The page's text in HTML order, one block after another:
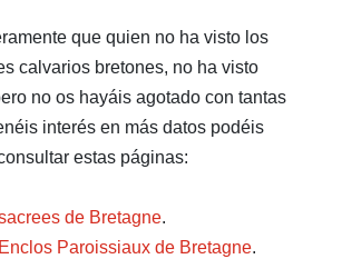
que quien no ha visto los
calvarios bretones, no ha visto
no os hayáis agotado con tantas
interés en más datos podéis
estas páginas:
de Bretagne.
Paroissiaux de Bretagne.